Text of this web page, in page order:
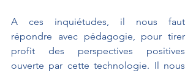
A ces inquiétudes, il nous faut
répondre avec pédagogie, pour tirer
profit des perspectives positives
ouverte par cette technologie. Il nous